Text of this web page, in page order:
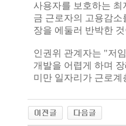
사용자를 보호하는
금 근로자의 고용감
장을 에둘러 반박한
인권위 관계자는 "저
개발을 어렵게 하며
미만 일자리가 근로